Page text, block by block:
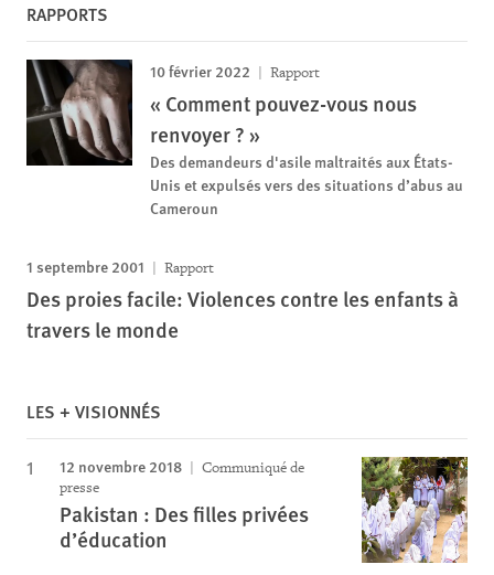
RAPPORTS
10 février 2022 Rapport
« Comment pouvez-vous nous
renvoyer ? »
Des demandeurs d'asile maltraités aux États-
Unis et expulsés vers des situations d’abus au
Cameroun
1 septembre 2001 Rapport
Des proies facile: Violences contre les enfants à
travers le monde
LES + VISIONNÉS
12 novembre 2018
Communiqué de
presse
Pakistan : Des filles privées
d’éducation